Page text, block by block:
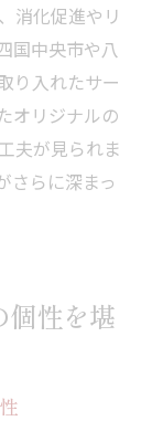
消化促進やリ
国中央市や八
り入れたサー
オリジナルの
夫が見られま
さらに深まっ
個性を堪